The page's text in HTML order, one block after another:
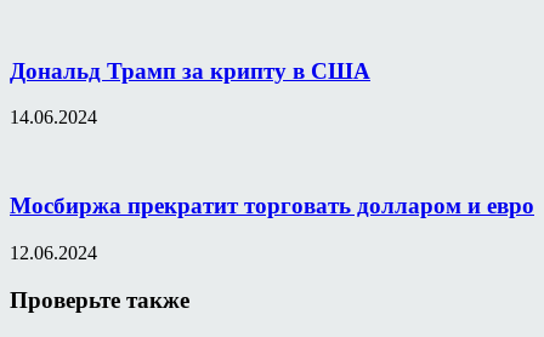
Дональд Трамп за крипту в США
14.06.2024
Мосбиржа прекратит торговать долларом и евро
12.06.2024
Проверьте также